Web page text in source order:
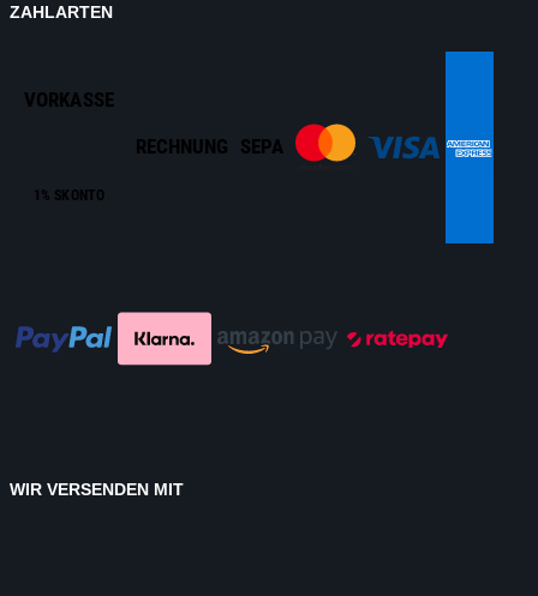
ZAHLARTEN
VORKASSE
1% SKONTO
RECHNUNG SEPA
WIR VERSENDEN MIT